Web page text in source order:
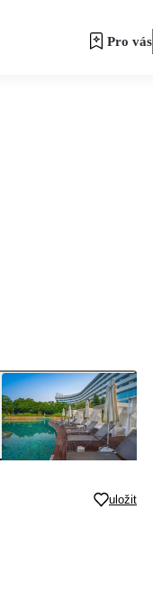
Pro vás
uložit